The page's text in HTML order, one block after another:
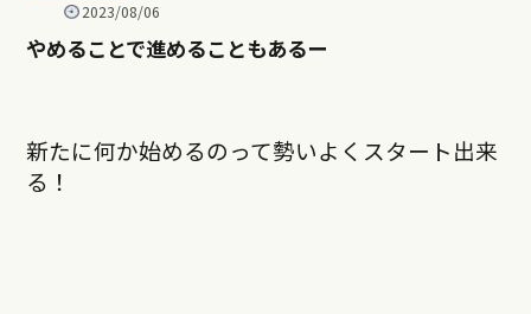
2023/08/06
やめることで進めることもあるー
新たに何か始めるのって勢いよくスタート出来
る！